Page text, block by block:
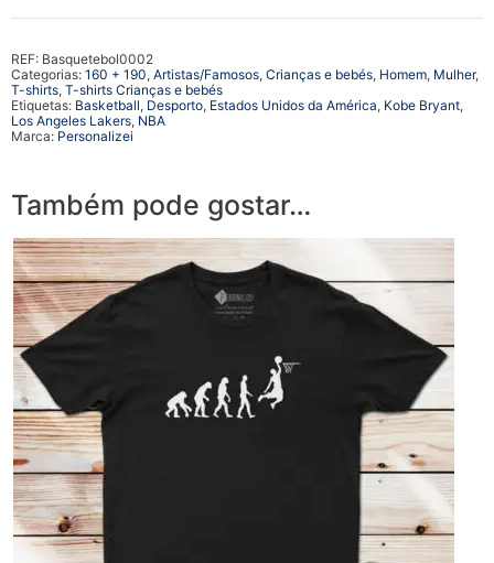
REF: Basquetebol0002
Categorias: 160 + 190, Artistas/Famosos, Crianças e bebés, Homem, Mulher,
T-shirts, T-shirts Crianças e bebés
Etiquetas: Basketball, Desporto, Estados Unidos da América, Kobe Bryant,
Los Angeles Lakers, NBA
Marca: Personalizei
Também pode gostar…